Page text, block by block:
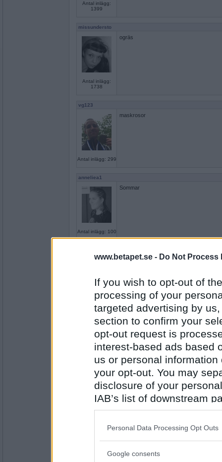
www.betapet.se - Do Not Process
If you wish to opt-out of
processing of your
targeted advertising by
section to confirm your
opt-out request is
interest-based ads based
us or personal
your opt-out. You may
disclosure of your
IAB’s list of downstream
also be disclosed by us
Downstream Participants
Please note that this
Personal Data Processing Opt Outs
Google consents
Antal inlägg:
1399
missundersto
Antal inlägg:
1738
ogräs
vg123
Antal inlägg: 299
maskrosor
anneliea1
Antal inlägg: 100
Sommar
Antal inlägg:
7521
mygg
Antal inlägg:
24323
snarstucken
bostonchick
Antal inlägg: 571